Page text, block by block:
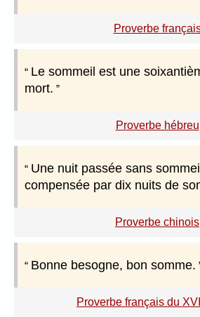
Proverbe
Le sommeil est une
mort.
Proverbe hébreu
Une nuit passée sans
compensée par dix nuits de
Proverbe chinois
Bonne besogne, bon somme.
Proverbe français du XVI